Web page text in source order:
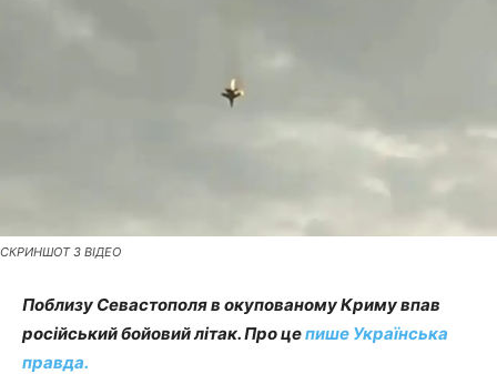
СКРИНШОТ З ВІДЕО
Поблизу Севастополя в окупованому Криму впав
російський бойовий літак. Про цепише Українська
правда.